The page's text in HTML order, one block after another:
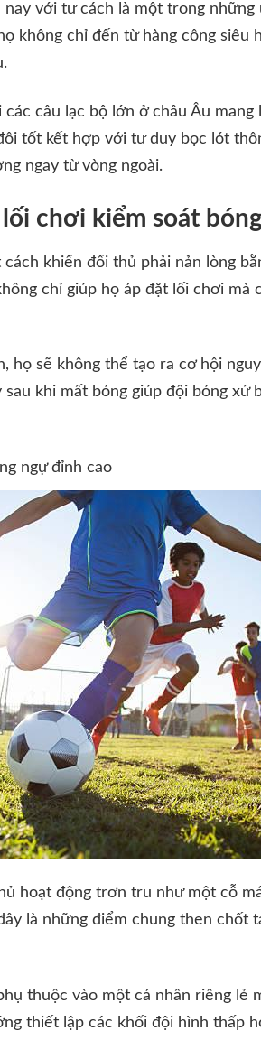
với tư cách là một trong những
không chỉ đến từ hàng công siêu
câu lạc bộ lớn ở châu Âu
tốt kết hợp với tư duy bọc lót
ngay từ vòng ngoài.
chơi kiểm soát
khiến đối thủ phải nản lòng
chỉ giúp họ áp đặt lối chơi mà
họ sẽ không thể tạo ra cơ hội
sau khi mất bóng giúp đội bóng xứ
ngự đỉnh cao
hoạt động trơn tru như một cỗ
là những điểm chung then chốt
thuộc vào một cá nhân riêng lẻ
thiết lập các khối đội hình thấp